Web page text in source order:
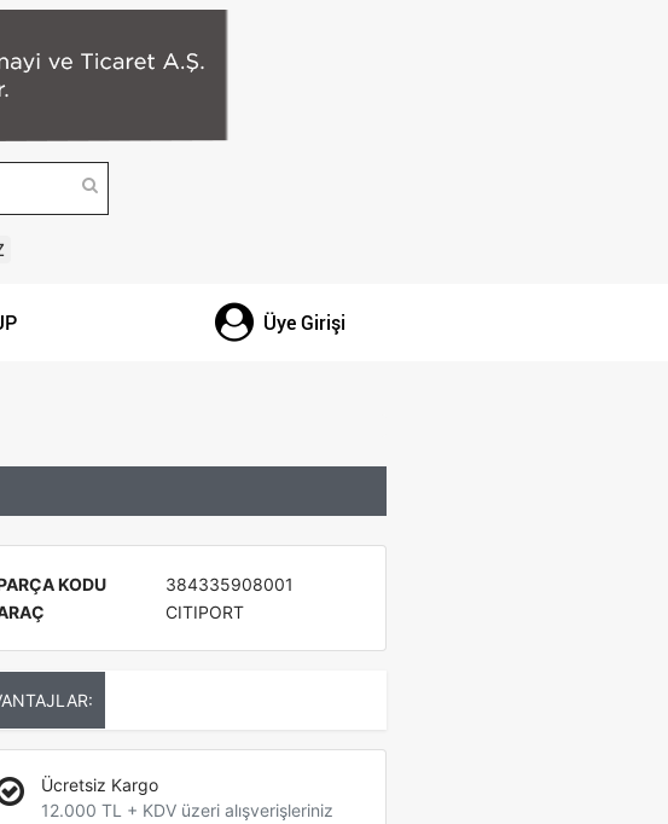
Üye Girişi
KODU
384335908001
CITIPORT
Ücretsiz Kargo
12.000 TL + KDV üzeri alışverişleriniz